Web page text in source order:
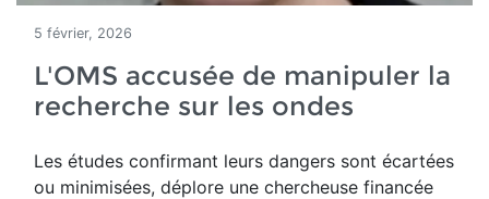
5 février, 2026
L'OMS accusée de manipuler la
recherche sur les ondes
Les études confirmant leurs dangers sont écartées
ou minimisées, déplore une chercheuse financée